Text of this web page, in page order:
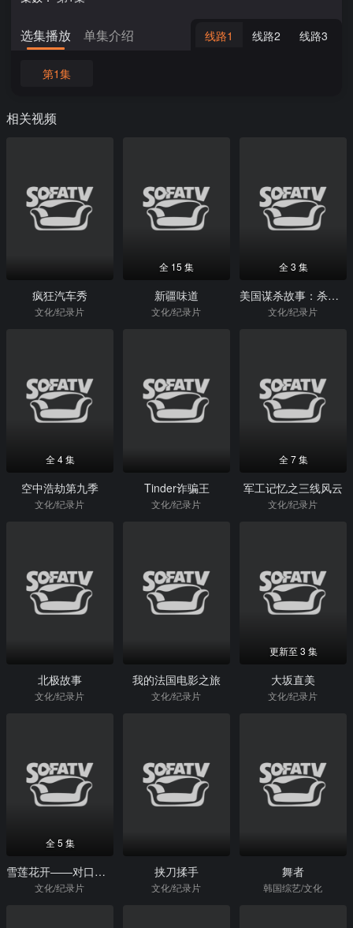
选集播放 单集介绍 线路1 线路2 线路3
第1集
相关视频
疯狂汽车秀
文化/纪录片
全 15 集
新疆味道
文化/纪录片
全 3 集
美国谋杀故事：杀妻疑云
文化/纪录片
全 4 集
空中浩劫第九季
文化/纪录片
Tinder诈骗王
文化/纪录片
全 7 集
军工记忆之三线风云
文化/纪录片
北极故事
文化/纪录片
我的法国电影之旅
文化/纪录片
更新至 3 集
大坂直美
文化/纪录片
全 5 集
雪莲花开——对口援疆纪实
文化/纪录片
挟刀揉手
文化/纪录片
舞者
韩国综艺/文化